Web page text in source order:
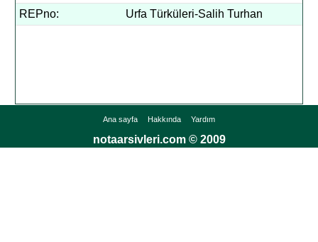
REPno:
Urfa Türküleri-Salih Turhan
Ana sayfa Hakkında Yardım
notaarsivleri.com © 2009